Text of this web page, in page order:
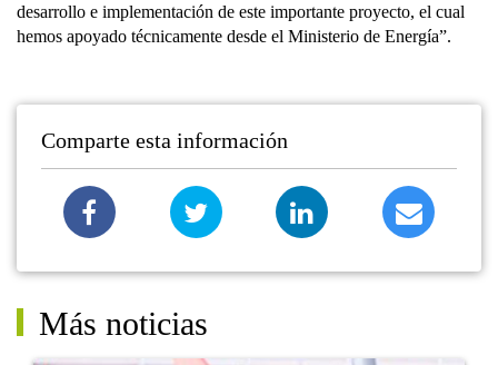
desarrollo e implementación de este importante proyecto, el cual
hemos apoyado técnicamente desde el Ministerio de Energía”.
Comparte esta información
Más noticias